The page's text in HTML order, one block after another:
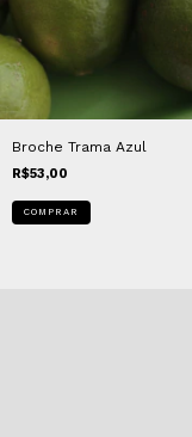
Broche Trama Azul
R$53,00
COMPRAR